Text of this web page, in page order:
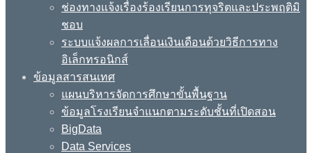
ช่องทางแจ้งเรื่องร้องเรียนการทุจริตและประพฤติมิ
ชอบ
ระบบแจ้งผลการเลื่อนเงินเดือนด้วยวิธีการทาง
อิเล็กทรอนิกส์
ข้อมูลสารสนเทศ
แผนบริหารจัดการศึกษาขั้นพื้นฐาน
ข้อมูลโรงเรียนจำแนกตามระดับชั้นที่เปิดสอน
BigData
Data Services